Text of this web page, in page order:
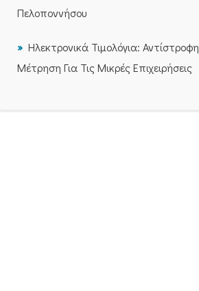
Πελοποννήσου
Ηλεκτρονικά Τιμολόγια: Αντίστροφη
Μέτρηση Για Τις Μικρές Επιχειρήσεις